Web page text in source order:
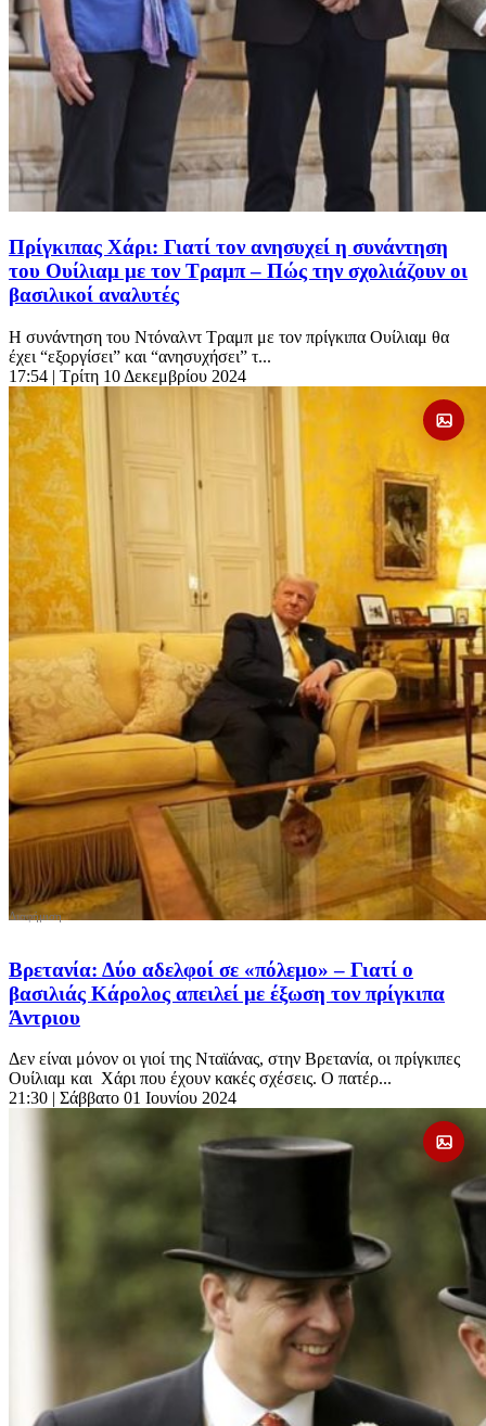
Πρίγκιπας Χάρι: Γιατί τον ανησυχεί η συνάντηση
του Ουίλιαμ με τον Τραμπ – Πώς την σχολιάζουν οι
βασιλικοί αναλυτές
Η συνάντηση του Ντόναλντ Τραμπ με τον πρίγκιπα Ουίλιαμ θα
έχει “εξοργίσει” και “ανησυχήσει” τ...
17:54 | Τρίτη 10 Δεκεμβρίου 2024
Βρετανία: Δύο αδελφοί σε «πόλεμο» – Γιατί ο
βασιλιάς Κάρολος απειλεί με έξωση τον πρίγκιπα
Άντριου
Δεν είναι μόνον οι γιοί της Νταϊάνας, στην Βρετανία, οι πρίγκιπες
Ουίλιαμ και Χάρι που έχουν κακές σχέσεις. Ο πατέρ...
21:30 | Σάββατο 01 Ιουνίου 2024